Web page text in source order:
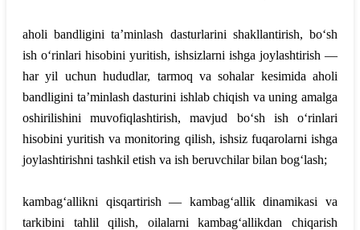
aholi bandligini ta’minlash dasturlarini shakllantirish, bo‘sh
ish o‘rinlari hisobini yuritish, ishsizlarni ishga joylashtirish —
har yil uchun hududlar, tarmoq va sohalar kesimida aholi
bandligini ta’minlash dasturini ishlab chiqish va uning amalga
oshirilishini muvofiqlashtirish, mavjud bo‘sh ish o‘rinlari
hisobini yuritish va monitoring qilish, ishsiz fuqarolarni ishga
joylashtirishni tashkil etish va ish beruvchilar bilan bog‘lash;
kambag‘allikni qisqartirish — kambag‘allik dinamikasi va
tarkibini tahlil qilish, oilalarni kambag‘allikdan chiqarish